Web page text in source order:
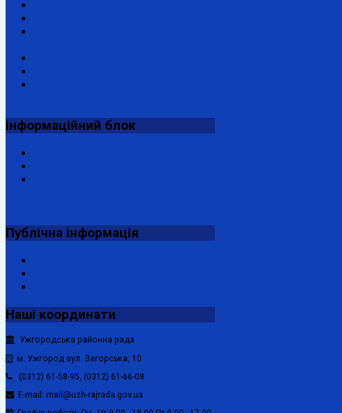
Інформаційний блок
Публічна інформація
Наші координати
Ужгородська районна рада
м. Ужгород вул. Загорська, 10
(0312) 61-58-95, (0312) 61-66-08
E-mail: mail@uzh-rajrada.gov.ua